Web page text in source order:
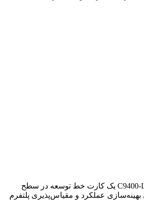
ماژول سیسکو C9400-LC-48U یک کارت خط توسعه در سطح
عملکرد و مقیاس‌پذیری پلتفرم